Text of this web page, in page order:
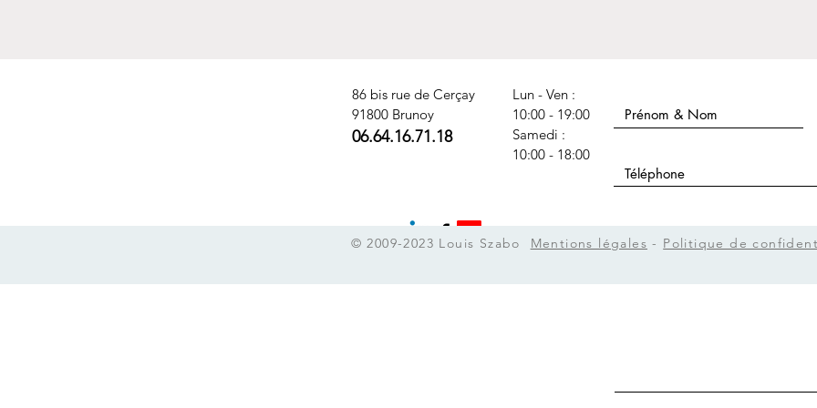
86 bis rue de Cerçay
91800 Brunoy
06.64.16.71.18
Lun - Ven :
10:00 - 19:00
​​Samedi :
10:00 - 18:00
© 2009-2023 Louis Szabo Mentions légales - Politique de